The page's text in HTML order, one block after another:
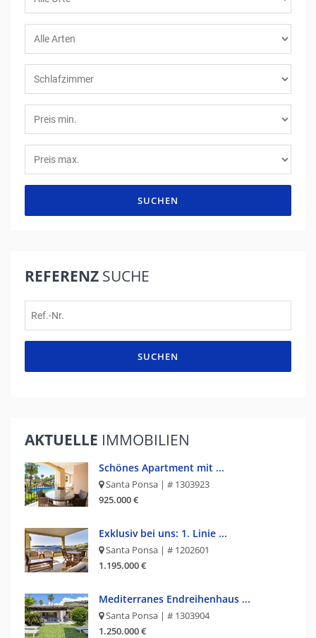
SUCHEN
REFERENZ SUCHE
SUCHEN
AKTUELLE IMMOBILIEN
Schönes Apartment mit ...
Santa Ponsa | # 1303923
925.000 €
Exklusiv bei uns: 1. Linie ...
Santa Ponsa | # 1202601
1.195.000 €
Mediterranes Endreihenhaus ...
Santa Ponsa | # 1303904
1.250.000 €